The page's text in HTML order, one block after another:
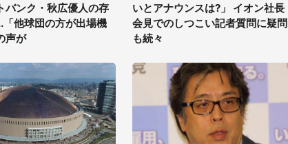
バンク・秋広優人の存
「他球団の方が出場機
声が
いとアナウンスは?」 イオン社長
会見でのしつこい記者質問に疑問
も続々